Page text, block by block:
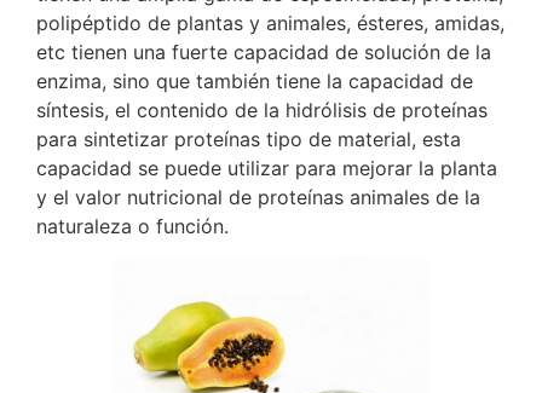
polipéptido de plantas y animales, ésteres, amidas,
etc tienen una fuerte capacidad de solución de la
enzima, sino que también tiene la capacidad de
síntesis, el contenido de la hidrólisis de proteínas
para sintetizar proteínas tipo de material, esta
capacidad se puede utilizar para mejorar la planta
y el valor nutricional de proteínas animales de la
naturaleza o función.